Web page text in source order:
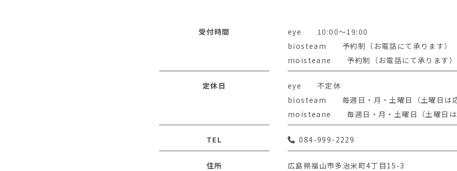
受付時間
eye 10:00～19:00
biosteam 予約制（お電話にて承ります）
moisteane 予約制（お電話にて承ります）
定休日
eye 不定休
biosteam 毎週日・月・土曜日（土曜日は応
moisteane 毎週日・月・土曜日（土曜日は
TEL 084-999-2229
住所 広島県福山市多治米町4丁目15-3